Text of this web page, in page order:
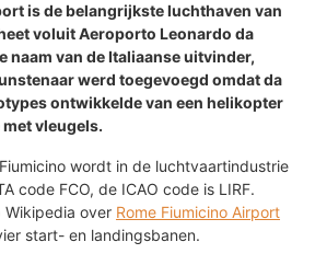
is de belangrijkste luchthaven van
voluit Aeroporto Leonardo da
naam van de Italiaanse uitvinder,
werd toegevoegd omdat da
ontwikkelde van een helikopter
vleugels.
wordt in de luchtvaartindustrie
code FCO, de ICAO code is LIRF.
Wikipedia over Rome Fiumicino Airport
start- en landingsbanen.